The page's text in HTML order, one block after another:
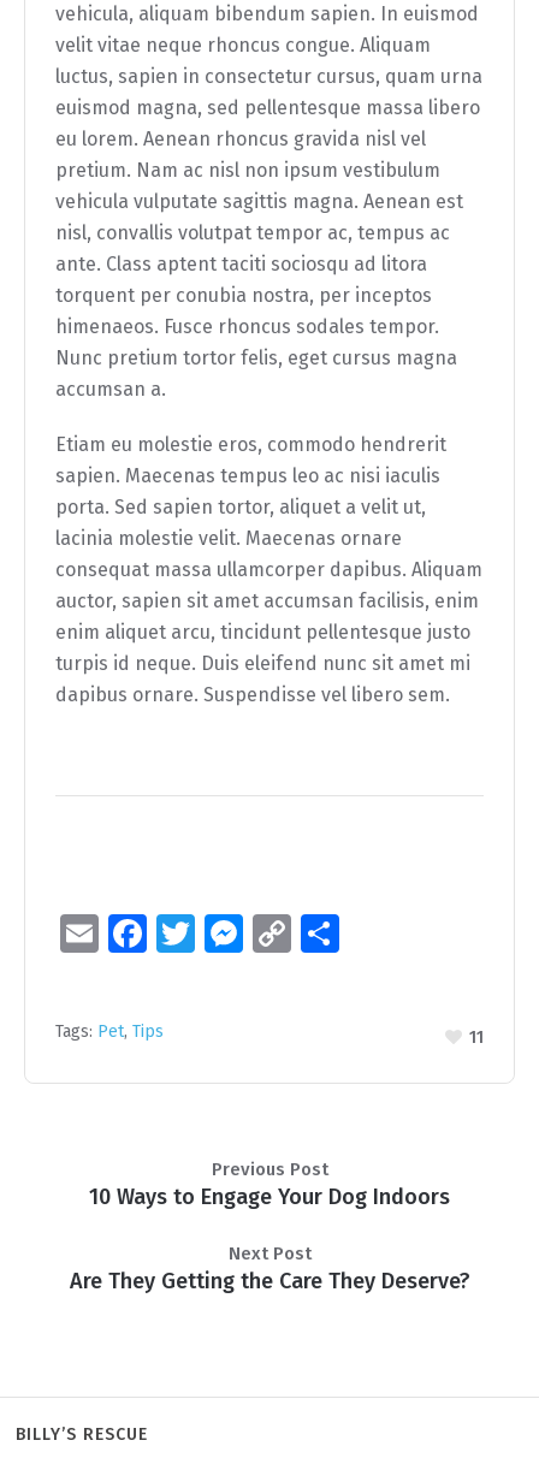
vehicula, aliquam bibendum sapien. In euismod
velit vitae neque rhoncus congue. Aliquam
luctus, sapien in consectetur cursus, quam urna
euismod magna, sed pellentesque massa libero
eu lorem. Aenean rhoncus gravida nisl vel
pretium. Nam ac nisl non ipsum vestibulum
vehicula vulputate sagittis magna. Aenean est
nisl, convallis volutpat tempor ac, tempus ac
ante. Class aptent taciti sociosqu ad litora
torquent per conubia nostra, per inceptos
himenaeos. Fusce rhoncus sodales tempor.
Nunc pretium tortor felis, eget cursus magna
accumsan a.
Etiam eu molestie eros, commodo hendrerit
sapien. Maecenas tempus leo ac nisi iaculis
porta. Sed sapien tortor, aliquet a velit ut,
lacinia molestie velit. Maecenas ornare
consequat massa ullamcorper dapibus. Aliquam
auctor, sapien sit amet accumsan facilisis, enim
enim aliquet arcu, tincidunt pellentesque justo
turpis id neque. Duis eleifend nunc sit amet mi
dapibus ornare. Suspendisse vel libero sem.
E
l
Fa
o
o
T
M
g
C
Li
k
Tags: Pet, Tips 11
10 Ways to Engage Your Dog Indoors
Previous Post
Are They Getting the Care They Deserve?
Next Post
BILLY’S RESCUE